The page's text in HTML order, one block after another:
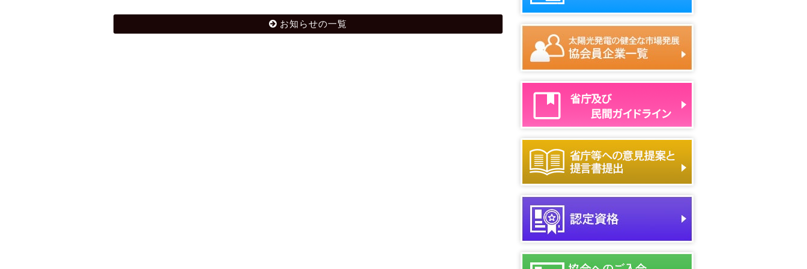
お知らせの一覧